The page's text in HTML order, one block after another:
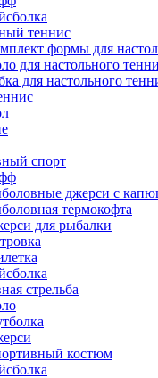
теннис
формы для
для настольного
для настольного
спорт
джерси с
термокофта
для рыбалки
стрельба
костюм